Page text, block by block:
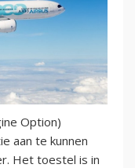
Option)
aan te kunnen
Het toestel is in